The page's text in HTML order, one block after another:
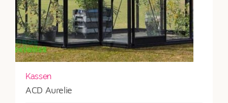
Kassen
ACD Aurelie